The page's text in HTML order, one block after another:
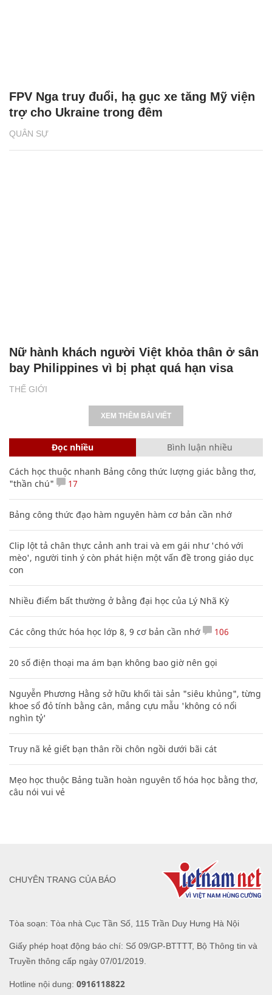
QUÂN SỰ
FPV Nga truy đuổi, hạ gục xe tăng Mỹ viện
trợ cho Ukraine trong đêm
THẾ GIỚI
Nữ hành khách người Việt khỏa thân ở sân
bay Philippines vì bị phạt quá hạn visa
XEM THÊM BÀI VIẾT
Đọc nhiều Bình luận nhiều
Cách học thuộc nhanh Bảng công thức lượng giác bằng thơ,
"thần chú"
17
Bảng công thức đạo hàm nguyên hàm cơ bản cần nhớ
Clip lột tả chân thực cảnh anh trai và em gái như 'chó với
mèo', người tinh ý còn phát hiện một vấn đề trong giáo dục
con
Nhiều điểm bất thường ở bằng đại học của Lý Nhã Kỳ
Các công thức hóa học lớp 8, 9 cơ bản cần nhớ 106
20 số điện thoại ma ám bạn không bao giờ nên gọi
Nguyễn Phương Hằng sở hữu khối tài sản "siêu khủng", từng
khoe sổ đỏ tính bằng cân, mắng cựu mẫu 'không có nổi
nghìn tỷ'
Truy nã kẻ giết bạn thân rồi chôn ngồi dưới bãi cát
Mẹo học thuộc Bảng tuần hoàn nguyên tố hóa học bằng thơ,
câu nói vui vẻ
Tòa soạn: Tòa nhà Cục Tần Số, 115 Trần Duy Hưng Hà Nội
Giấy phép hoạt động báo chí: Số 09/GP-BTTTT, Bộ Thông tin và
Truyền thông cấp ngày 07/01/2019.
Hotline nội dung: 0916118822
CHUYÊN TRANG CỦA BÁO